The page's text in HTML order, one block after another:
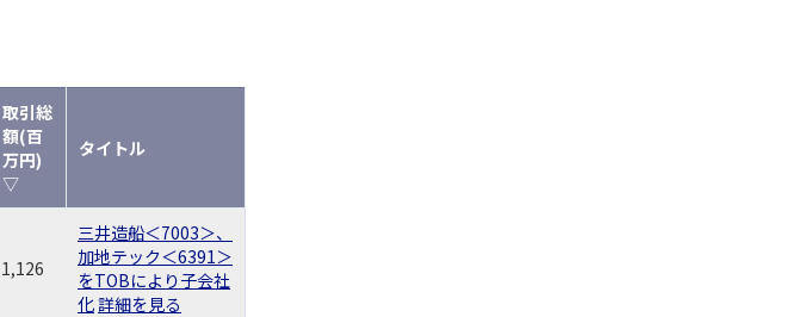
取引総
額(百
万円)
▽
タイトル
1,126
三井造船＜7003＞、
加地テック＜6391＞
をTOBにより子会社
化詳細を見る